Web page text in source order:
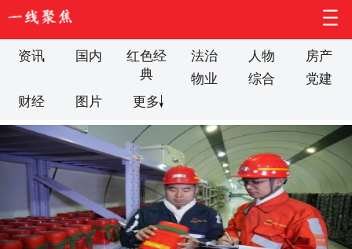
资讯 国内
红色经
典
法治 人物
房产
物业
综合
党建
财经
图片 更多